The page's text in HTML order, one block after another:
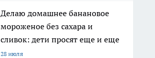
Делаю домашнее банановое
мороженое без сахара и
сливок: дети просят еще и еще
28 июля